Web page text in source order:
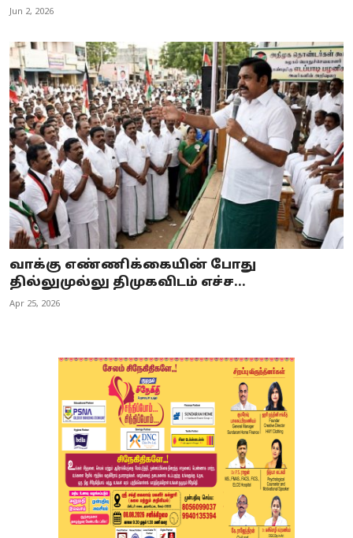
Jun 2, 2026
வாக்கு எண்ணிக்கையின் போது
தில்லுமுல்லு திமுகவிடம் எச்ச...
Apr 25, 2026